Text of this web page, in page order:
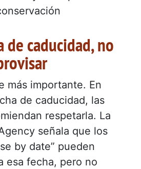
de caducidad, no
más importante. En
de caducidad, las
respetarla. La
señala que los
by date” pueden
esa fecha, pero no